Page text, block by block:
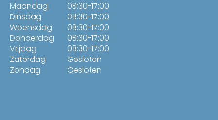
Maandag
Dinsdag
Woensdag
Donderdag
Vrijdag
Zaterdag
Zondag
08:30-17:00
08:30-17:00
08:30-17:00
08:30-17:00
08:30-17:00
Gesloten
Gesloten